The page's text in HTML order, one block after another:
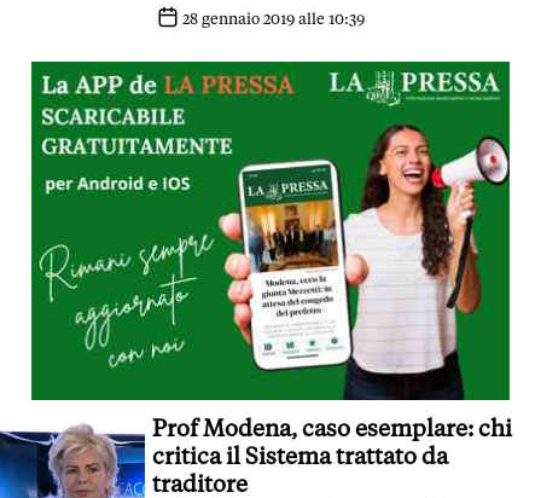
28 gennaio 2019 alle 10:39
Prof Modena, caso esemplare: chi
critica il Sistema trattato da
traditore